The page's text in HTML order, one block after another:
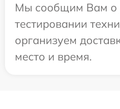
Мы сообщим Вам о
тестировании
организуем
место и время.